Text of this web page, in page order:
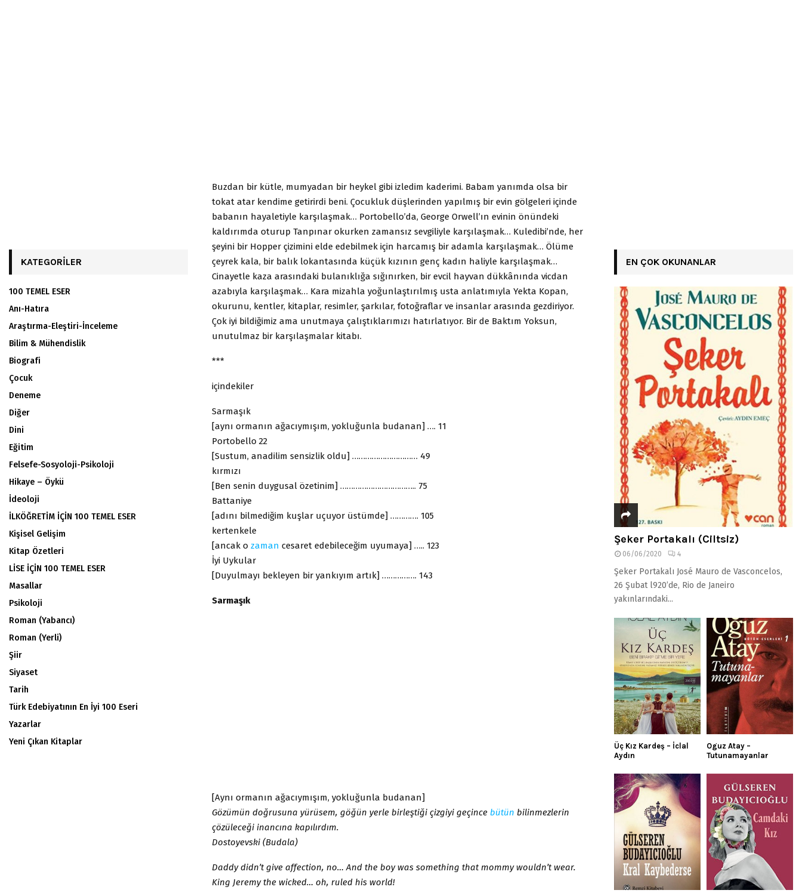
Buzdan bir kütle, mumyadan bir heykel gibi izledim kaderimi. Babam yanımda olsa bir
tokat atar kendime getirirdi beni. Çocukluk düşlerinden yapılmış bir evin gölgeleri içinde
babanın hayaletiyle karşılaşmak… Portobello’da, George Orwell’ın evinin önündeki
kaldırımda oturup Tanpınar okurken zamansız sevgiliyle karşılaşmak… Kuledibi’nde, her
şeyini bir Hopper çizimini elde edebilmek için harcamış bir adamla karşılaşmak… Ölüme
çeyrek kala, bir balık lokantasında küçük kızının genç kadın haliyle karşılaşmak…
Cinayetle kaza arasındaki bulanıklığa sığınırken, bir evcil hayvan dükkânında vicdan
azabıyla karşılaşmak… Kara mizahla yoğunlaştırılmış usta anlatımıyla Yekta Kopan,
okurunu, kentler, kitaplar, resimler, şarkılar, fotoğraflar ve insanlar arasında gezdiriyor.
Çok iyi bildiğimiz ama unutmaya çalıştıklarımızı hatırlatıyor. Bir de Baktım Yoksun,
unutulmaz bir karşılaşmalar kitabı.
***
içindekiler
Sarmaşık
[aynı ormanın ağacıymışım, yokluğunla budanan] …. 11
Portobello 22
[Sustum, anadilim sensizlik oldu] ………………………… 49
kırmızı
[Ben senin duygusal özetinim] …………………………….. 75
Battaniye
[adını bilmediğim kuşlar uçuyor üstümde] …………. 105
kertenkele
[ancak o zaman cesaret edebileceğim uyumaya] ….. 123
İyi Uykular
[Duyulmayı bekleyen bir yankıyım artık] ……………. 143
Sarmaşık
[Aynı ormanın ağacıymışım, yokluğunla budanan]
Gözümün doğrusuna yürüsem, göğün yerle birleştiği çizgiyi geçince bütün bilinmezlerin
çözüleceği inancına kapılırdım.
Dostoyevski (Budala)
Daddy didn’t give affection, no… And the boy was something that mommy wouldn’t wear.
King Jeremy the wicked… oh, ruled his world!
KATEGORILER
100 TEMEL ESER
Anı-Hatıra
Araştırma-Eleştiri-İnceleme
Bilim & Mühendislik
Biografi
Çocuk
Deneme
Diğer
Dini
Eğitim
Felsefe-Sosyoloji-Psikoloji
Hikaye – Öykü
İdeoloji
İLKÖĞRETİM İÇİN 100 TEMEL ESER
Kişisel Gelişim
Kitap Özetleri
LİSE İÇİN 100 TEMEL ESER
Masallar
Psikoloji
Roman (Yabancı)
Roman (Yerli)
Şiir
Siyaset
Tarih
Türk Edebiyatının En İyi 100 Eseri
Yazarlar
Yeni Çıkan Kitaplar
EN ÇOK OKUNANLAR
Şeker Portakalı (Ciltsiz)
06/06/2020 4
Şeker Portakalı José Mauro de Vasconcelos,
26 Şubat l920’de, Rio de Janeiro
yakınlarındaki...
Üç Kız Kardeş – İclal
Aydın
Oguz Atay –
Tutunamayanlar